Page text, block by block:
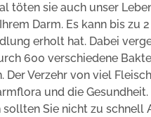
töten sie auch unser
Darm. Es kann bis zu
erholt hat. Dabei
600 verschiedene
Der Verzehr von viel
und die
Sie nicht zu schnell